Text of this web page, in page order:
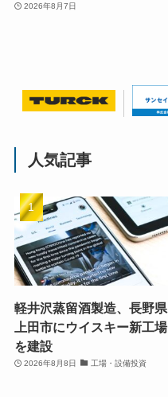
2026年8月7日
人気記事
軽井沢蒸留酒製造、長野県
上田市にウイスキー新工場
を建設
2026年8月8日 工場・設備投資